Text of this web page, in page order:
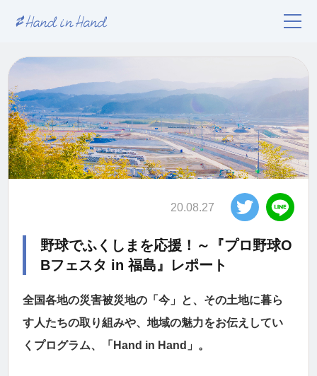
20.08.27
野球でふくしまを応援！～『プロ野球O
Bフェスタ in 福島』レポート
全国各地の災害被災地の「今」と、その土地に暮ら
す人たちの取り組みや、地域の魅力をお伝えしてい
くプログラム、「Hand in Hand」。